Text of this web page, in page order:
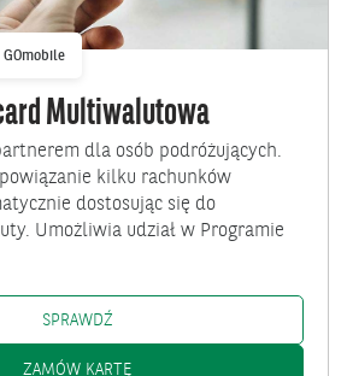
GOmobile
Multiwalutowa
dla osób podróżujących.
kilku rachunków
dostosując się do
Umożliwia udział w Programie
SPRAWDŹKARTA MASTERCARD
ZAMÓW KARTĘKARTA MASTERCARD